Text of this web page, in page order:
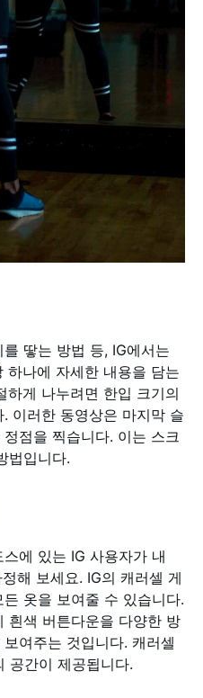
땋는 방법 등, IG에서는
하나에 자세한 내용을 담는
하게 나누려면 한입 크기의
이러한 동영상은 마지막 슬
점을 찍습니다. 이는 스크
법입니다.
에 있는 IG 사용자가 내
해 보세요. IG의 캐러셀 게
옷을 보여줄 수 있습니다.
흰색 버튼다운을 다양한 방
여주는 것입니다. 캐러셀
공간이 제공됩니다.